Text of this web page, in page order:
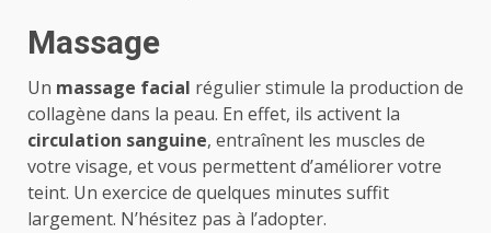
Massage
Un massage facial régulier stimule la production de
collagène dans la peau. En effet, ils activent la
circulation sanguine, entraînent les muscles de
votre visage, et vous permettent d’améliorer votre
teint. Un exercice de quelques minutes suffit
largement. N’hésitez pas à l’adopter.